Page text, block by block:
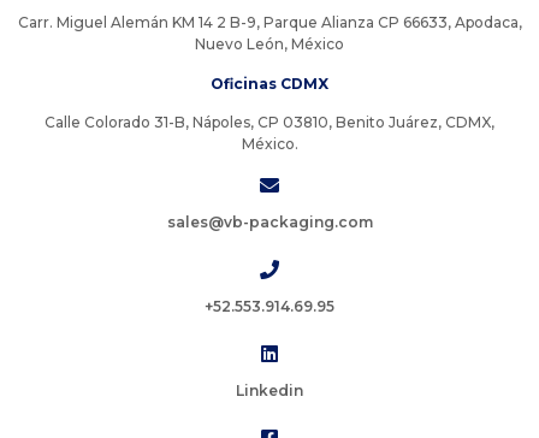
Carr. Miguel Alemán KM 14 2 B-9, Parque Alianza CP 66633, Apodaca,
Nuevo León, México
Oficinas CDMX
Calle Colorado 31-B, Nápoles, CP 03810, Benito Juárez, CDMX,
México.
sales@vb-packaging.com
+52.553.914.69.95
Linkedin